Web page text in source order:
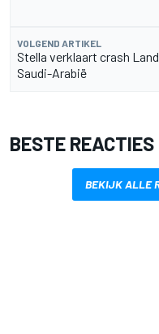
VOLGEND ARTIKEL
Stella verklaart crash
Saudi-Arabië
BESTE REACTIES
BEKIJK ALLE